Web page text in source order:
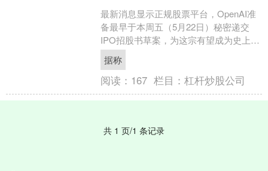
最新消息显示正规股票平台，OpenAI准
备最早于本周五（5月22日）秘密递交
IPO招股书草案，为这宗有望成为史上最
大规模之一的上市交易做准备。 知情人
士透露，目....
据称
阅读： 167 栏目：杠杆炒股公司
共 1 页/1 条记录